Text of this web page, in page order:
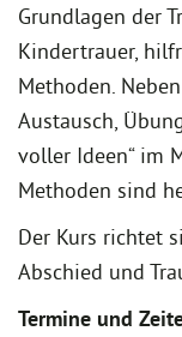
Grundlagen der
Kindertrauer,
Methoden.
Austausch,
voller Ideen“ im
Methoden sind
Der Kurs richtet
Abschied und
Termine und